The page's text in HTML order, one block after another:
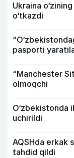
Ukraina
o‘tkazdi
pasporti
“Manchester
olmoqchi
O‘zbekistonda
uchirildi
AQSHda erkak
tahdid qildi